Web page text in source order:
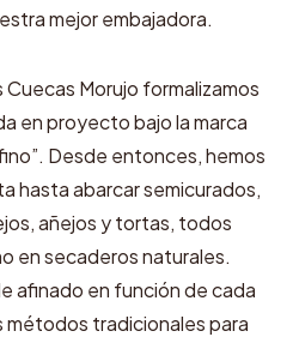
mejor embajadora.
Morujo formalizamos
en proyecto bajo la marca
Desde entonces, hemos
hasta abarcar semicurados,
añejos y tortas, todos
en secaderos naturales.
afinado en función de cada
tradicionales para